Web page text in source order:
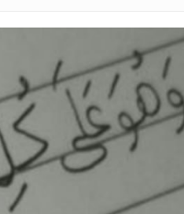
KEPEMILIKANNYA BERUBAH
ZAKAT DENGAN CARA MENGANGSUR